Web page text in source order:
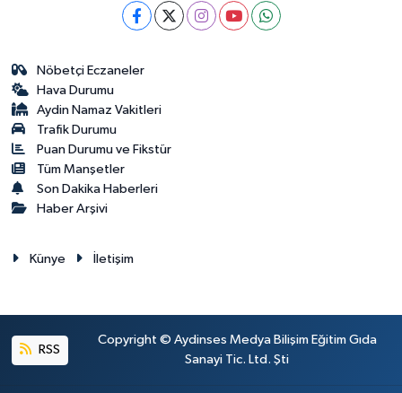
Nöbetçi Eczaneler
Hava Durumu
Aydin Namaz Vakitleri
Trafik Durumu
Puan Durumu ve Fikstür
Tüm Manşetler
Son Dakika Haberleri
Haber Arşivi
Künye İletişim
RSS
Copyright © Aydinses Medya Bilişim Eğitim Gıda
Sanayi Tic. Ltd. Şti